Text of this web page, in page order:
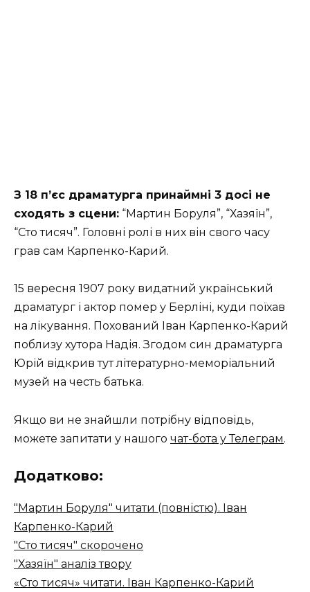
З 18 п’єс драматурга принаймні 3 досі не
сходять з сцени: “Мартин Боруля”, “Хазяїн”,
“Сто тисяч”. Головні ролі в них він свого часу
грав сам Карпенко-Карий.
15 вересня 1907 року видатний український
драматург і актор помер у Берліні, куди поїхав
на лікування. Похований Іван Карпенко-Карий
поблизу хутора Надія. Згодом син драматурга
Юрій відкрив тут літературно-меморіальний
музей на честь батька.
Якщо ви не знайшли потрібну відповідь,
можете запитати у нашого чат-бота у Телеграм.
Додатково:
"Мартин Боруля" читати (повністю). Іван
Карпенко-Карий
"Сто тисяч" скорочено
"Хазяїн" аналіз твору
«Сто тисяч» читати. Іван Карпенко-Карий